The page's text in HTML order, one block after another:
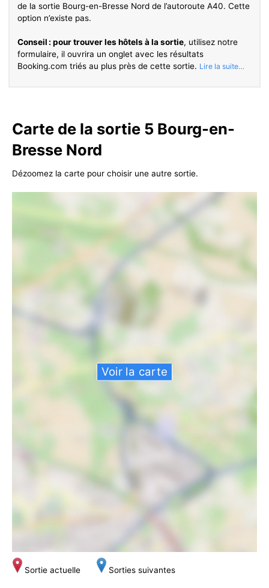
de la sortie Bourg-en-Bresse Nord de l’autoroute A40. Cette
option n’existe pas.
Conseil : pour trouver les hôtels à la sortie, utilisez notre
formulaire, il ouvrira un onglet avec les résultats
Booking.com triés au plus près de cette sortie.
Carte de la sortie 5 Bourg-en-
Bresse Nord
Dézoomez la carte pour choisir une autre sortie.
Voir la carte
Sortie actuelle Sorties suivantes